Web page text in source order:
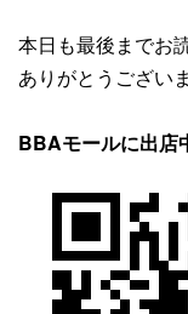
本日も最後までお
ありがとうござい
BBAモールに出店